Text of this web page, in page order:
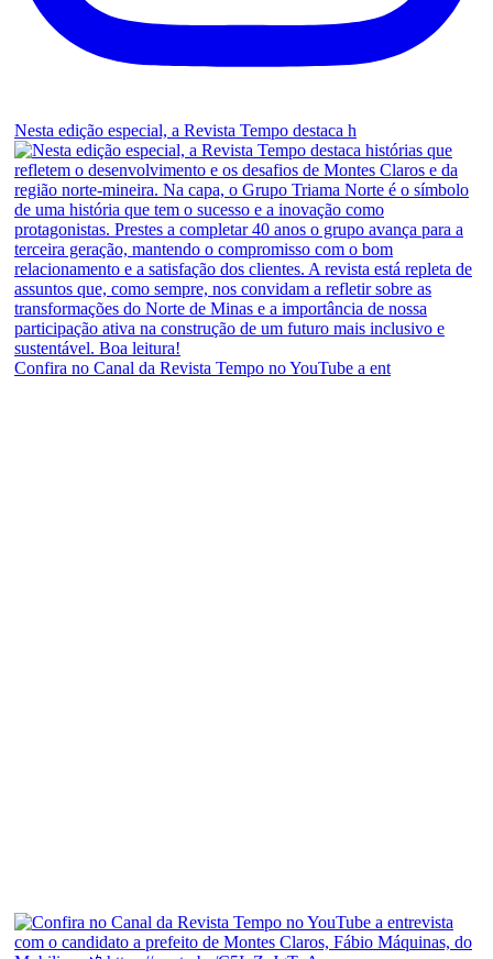
Nesta edição especial, a Revista Tempo destaca h
Confira no Canal da Revista Tempo no YouTube a ent